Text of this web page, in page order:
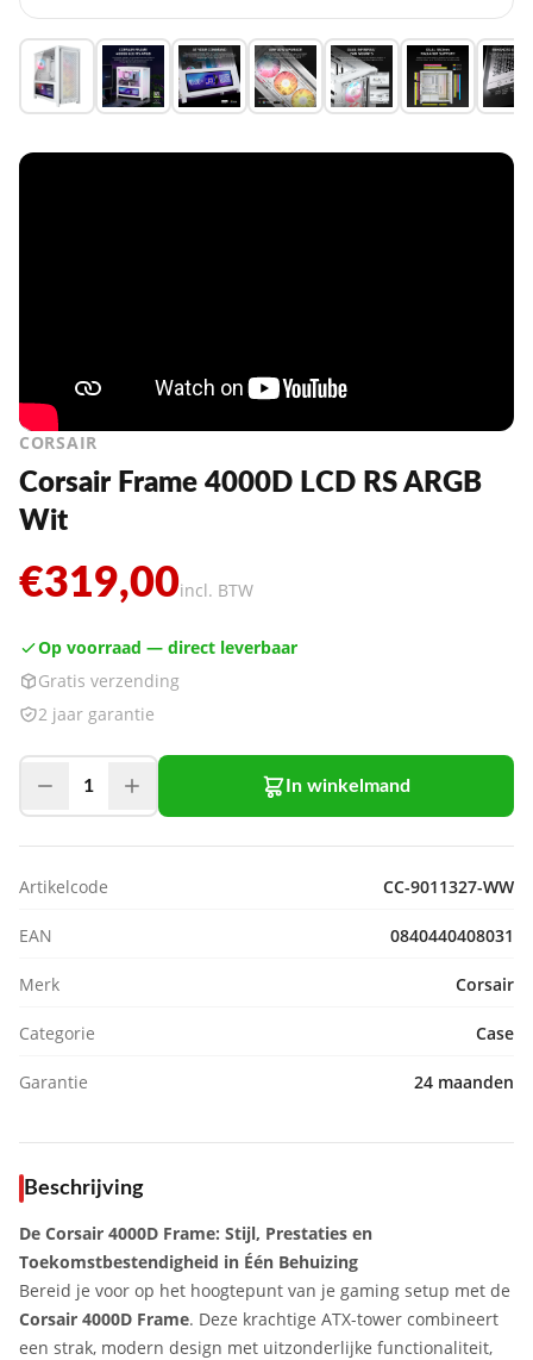
CORSAIR
Corsair Frame 4000D LCD RS ARGB
Wit
€319,00incl. BTW
Op voorraad — direct leverbaar
Gratis verzending
2 jaar garantie
1 In winkelmand
Artikelcode CC-9011327-WW
EAN 0840440408031
Merk Corsair
Categorie Case
Garantie 24 maanden
Beschrijving
De Corsair 4000D Frame: Stijl, Prestaties en
Toekomstbestendigheid in Één Behuizing
Bereid je voor op het hoogtepunt van je gaming setup met de
Corsair 4000D Frame. Deze krachtige ATX-tower combineert
een strak, modern design met uitzonderlijke functionaliteit,